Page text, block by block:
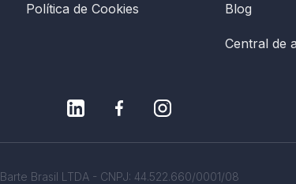
Política de Cookies Blog
Central de
Barte Brasil LTDA - CNPJ: 44.522.660/0001/08